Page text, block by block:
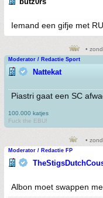
Iemand een gifje met
•
Moderator / Redactie Sport
Nattekat
Piastri gaat een SC
100.000 katjes
Fuck the EBU!
•
Moderator / Redactie FP
Albon moet swappen